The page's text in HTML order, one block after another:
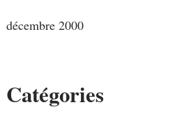
décembre 2000
Catégories